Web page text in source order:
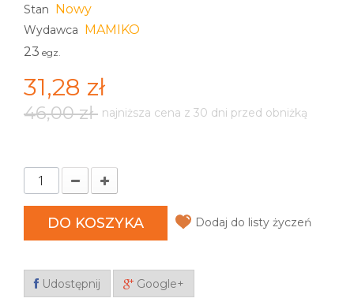
Stan Nowy
Wydawca MAMIKO
23 egz.
31,28 zł
46,00 zł najniższa cena z 30 dni przed obniżką
DO KOSZYKA Dodaj do listy życzeń
Udostępnij Google+